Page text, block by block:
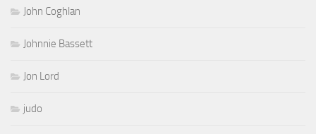
John Coghlan
Johnnie Bassett
Jon Lord
judo